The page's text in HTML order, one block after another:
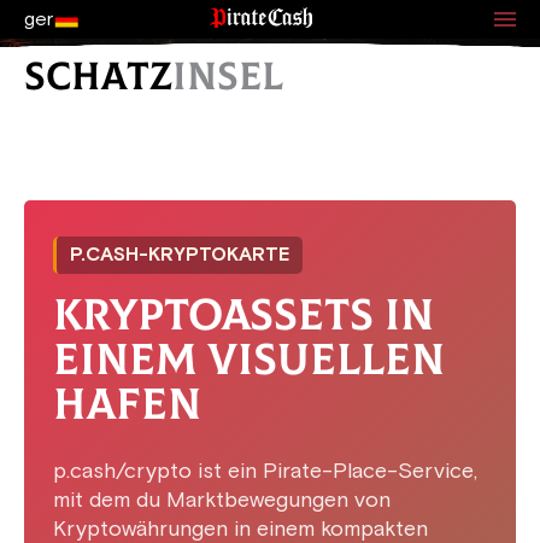
ger
SCHATZINSEL
P.CASH-KRYPTOKARTE
KRYPTOASSETS IN
EINEM VISUELLEN
HAFEN
p.cash/crypto ist ein Pirate-Place-Service,
mit dem du Marktbewegungen von
Kryptowährungen in einem kompakten